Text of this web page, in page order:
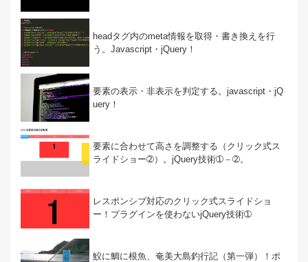
headタグ内のmeta情報を取得・書き換えを行
う。Javascript・jQuery！
要素の表示・非表示を判定する。javascript・jQ
uery！
要素に合わせて高さを調整する（クリック式ス
ライドショー➁）。jQuery技術➀－➁。
レスポンシブ対応のクリック式スライドショ
ー！プラグインを使わないjQuery技術➀
鮫に鯛に根魚、奄美大島釣行記（第一弾）！ポ